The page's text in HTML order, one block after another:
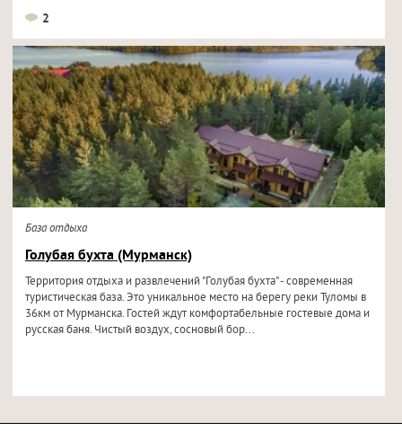
2
База отдыха
Голубая бухта (Мурманск)
Территория отдыха и развлечений "Голубая бухта" - современная
туристическая база. Это уникальное место на берегу реки Туломы в
36км от Мурманска. Гостей ждут комфортабельные гостевые дома и
русская баня. Чистый воздух, сосновый бор...